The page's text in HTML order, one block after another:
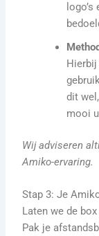
dit
mooi
Wij adviseren
Amiko-ervaring.
Stap 3: Je
Laten we de
Pak je